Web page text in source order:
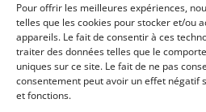
Pour offrir les meilleures expériences,
telles que les cookies pour stocker et/ou
appareils. Le fait de consentir à ces
traiter des données telles que le
uniques sur ce site. Le fait de ne pas
consentement peut avoir un effet négatif
et fonctions.
Les derniers
Conseil municipal
Conseil Municipal